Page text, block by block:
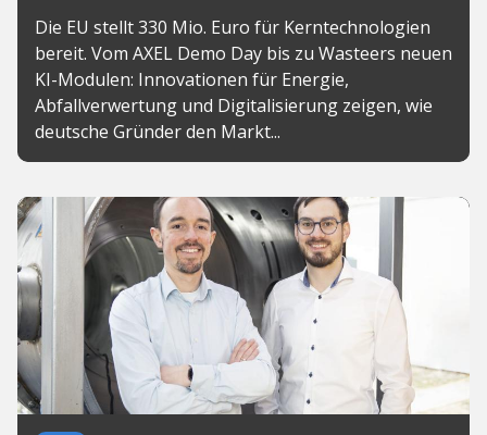
Die EU stellt 330 Mio. Euro für Kerntechnologien
bereit. Vom AXEL Demo Day bis zu Wasteers neuen
KI-Modulen: Innovationen für Energie,
Abfallverwertung und Digitalisierung zeigen, wie
deutsche Gründer den Markt...